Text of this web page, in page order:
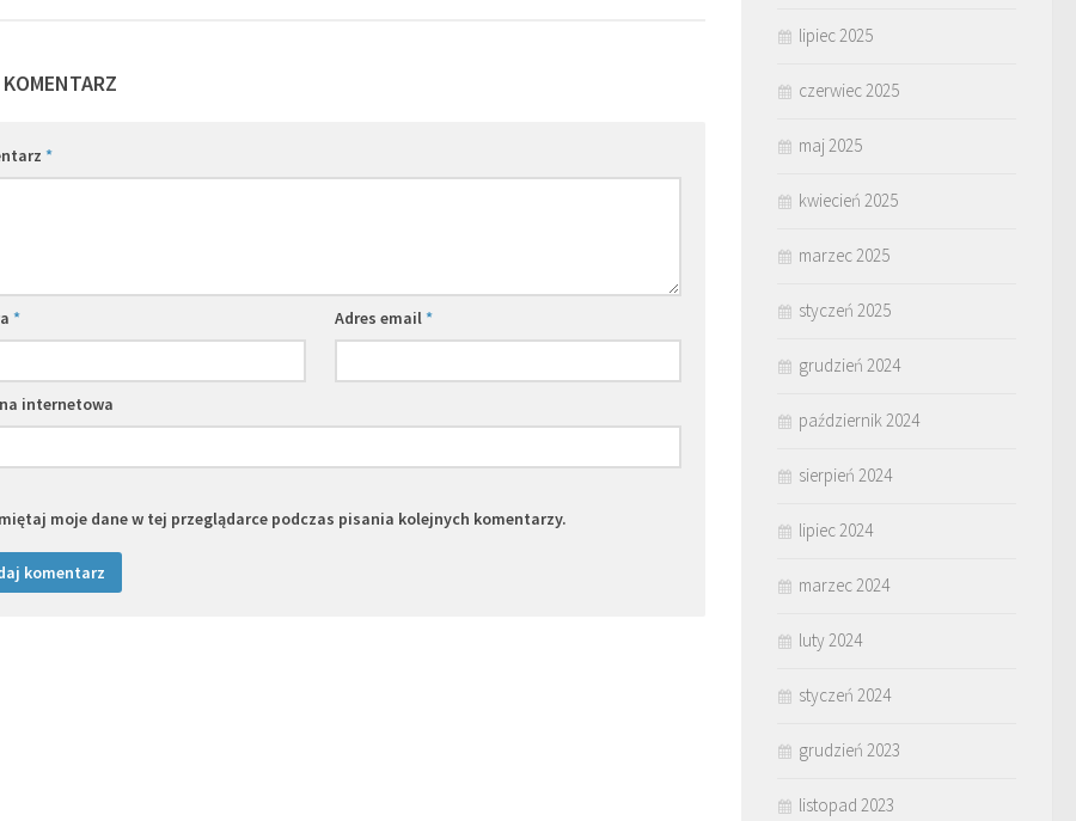
*
* Adres email*
internetowa
moje dane w tej przeglądarce podczas pisania kolejnych komentarzy.
lipiec 2025
czerwiec 2025
maj 2025
kwiecień 2025
marzec 2025
styczeń 2025
grudzień 2024
październik 2024
sierpień 2024
lipiec 2024
marzec 2024
luty 2024
styczeń 2024
grudzień 2023
listopad 2023